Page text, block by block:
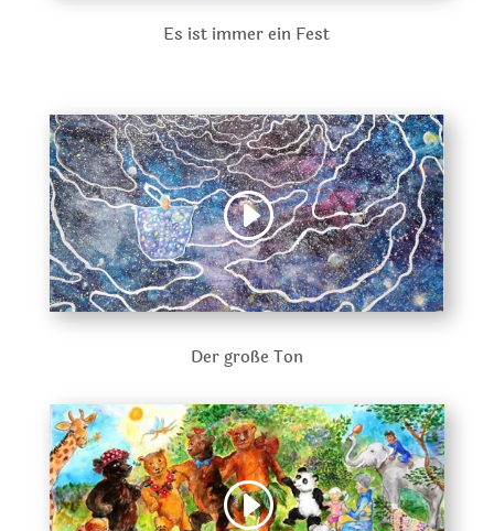
Es ist immer ein Fest
Der große Ton